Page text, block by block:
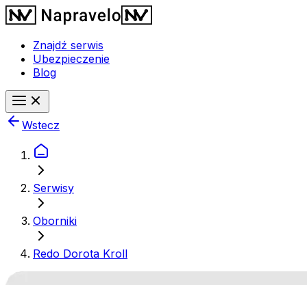
Znajdź serwis
Ubezpieczenie
Blog
Wstecz
Serwisy
Oborniki
Redo Dorota Kroll